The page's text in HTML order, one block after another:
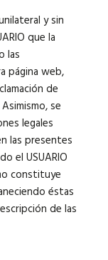
y sin
que la
las
página web,
de
se
legales
las presentes
el USUARIO
constituye
éstas
de las